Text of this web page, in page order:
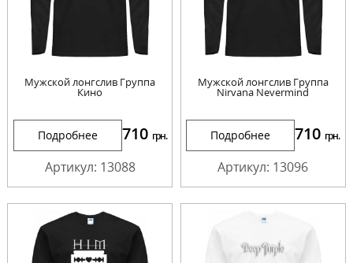
Мужской лонгслив Группа
Кино
Подробнее 710 грн.
Артикул: 13088
Мужской лонгслив Группа
Nirvana Nevermind
Подробнее 710 грн.
Артикул: 13096